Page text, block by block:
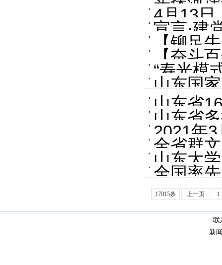
座
4月13日
例
宣言·建
【铆足
业集群
【奋斗
省级抗
“寿光模
山东国
山东省
山东省
2021年
全省群
山东大
全国率
17015条 上一页 1
联
新